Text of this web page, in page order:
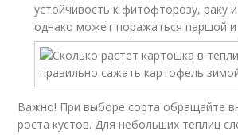
устойчивость к фитофторозу, раку
однако может поражаться паршой
Важно! При выборе сорта обращайте
роста кустов. Для небольших теплиц